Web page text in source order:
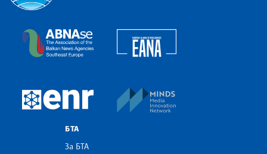
The Assocoation of the Balkan News Agencies
European Newsroom
БТА
За БТА